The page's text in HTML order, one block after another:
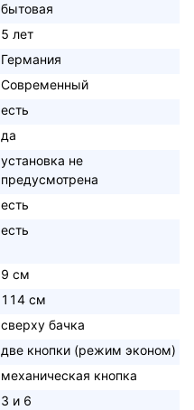
бытовая
5 лет
Германия
Современный
есть
да
установка не
предусмотрена
есть
есть
9 см
114 см
сверху бачка
две кнопки (режим эконом)
механическая кнопка
3 и 6